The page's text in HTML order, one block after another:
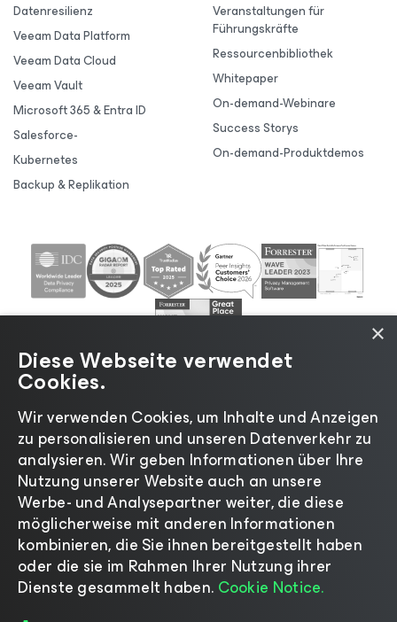
Datenresilienz
Veeam Data Platform
Veeam Data Cloud
Veeam Vault
Microsoft 365 & Entra ID
Salesforce-
Kubernetes
Backup & Replikation
Veranstaltungen für
Führungskräfte
Ressourcenbibliothek
Whitepaper
On-demand-Webinare
Success Storys
On-demand-Produktdemos
©2026 Veeam® Software |Datenschutzrichtlinie|
Cookies|Rechtliches |Lizenzierungsrichtlinie|
Lieferanten-Ressourcen| Impressum
Sprache ändern
×
Diese Webseite verwendet
Cookies.
Wir verwenden Cookies, um Inhalte und Anzeigen
zu personalisieren und unseren Datenverkehr zu
analysieren. Wir geben Informationen über Ihre
Nutzung unserer Website auch an unsere
Werbe- und Analysepartner weiter, die diese
möglicherweise mit anderen Informationen
kombinieren, die Sie ihnen bereitgestellt haben
oder die sie im Rahmen Ihrer Nutzung ihrer
Dienste gesammelt haben. Cookie Notice.